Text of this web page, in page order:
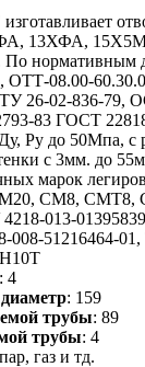
13ХФА,
нормативным
ОТТ-08.00-
26-02-836-79,
83 ГОСТ
Ру до
с 3мм. до
марок
СМ8, СМТ8,
013-
008-51216464-
: 4
: 159
трубы: 89
трубы: 4
газ и тд.